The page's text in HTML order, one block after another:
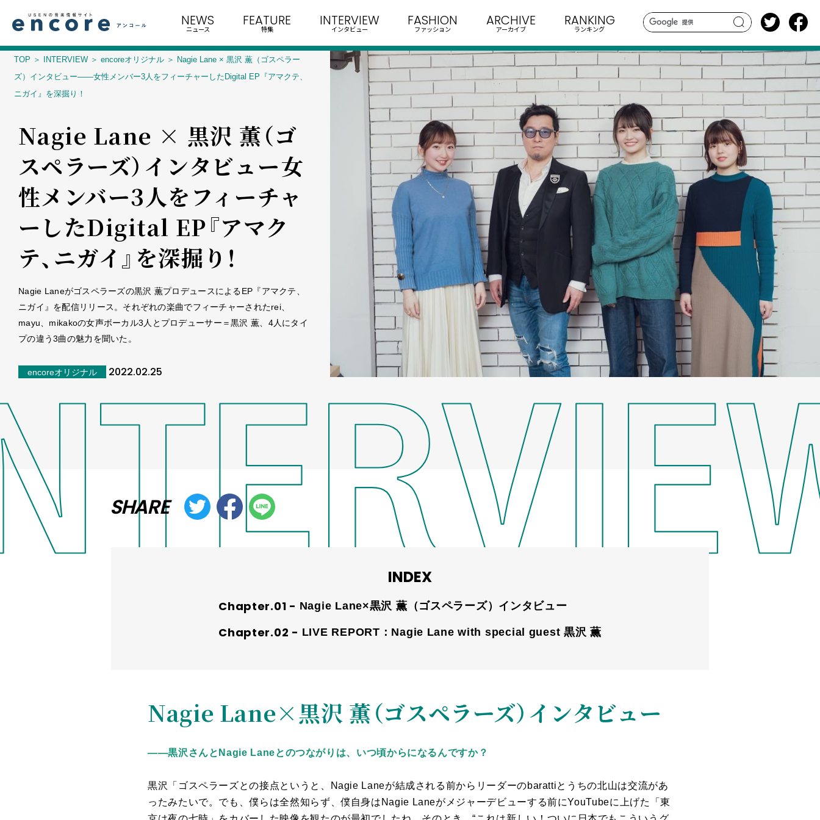
search
NEWS
ニュース
FEATURE
特集
INTERVIEW
インタビュー
FASHION
ファッション
ARCHIVE
アーカイブ
RANKING
ランキング
TOP INTERVIEW encoreオリジナル
Nagie Lane × 黒沢 薫（ゴスペラー
ズ）インタビュー――女性メンバー3人をフィーチャーしたDigital EP『アマクテ、
ニガイ』を深掘り！
Nagie Lane × 黒沢 薫（ゴ
スペラーズ）インタビュー――女
性メンバー3人をフィーチャ
ーしたDigital EP『アマク
テ、ニガイ』を深掘り！
Nagie Laneがゴスペラーズの黒沢 薫プロデュースによるEP『アマクテ、
ニガイ』を配信リリース。それぞれの楽曲でフィーチャーされたrei、
mayu、mikakoの女声ボーカル3人とプロデューサー＝黒沢 薫、4人にタイ
プの違う3曲の魅力を聞いた。
encoreオリジナル 2022.02.25
SHARE
INDEX
Nagie Lane×黒沢 薫（ゴスペラーズ）インタビュー
LIVE REPORT：Nagie Lane with special guest 黒沢 薫
Nagie Lane×黒沢 薫（ゴスペラーズ）インタビュー
――黒沢さんとNagie Laneとのつながりは、いつ頃からになるんですか？
黒沢「ゴスペラーズとの接点というと、 Nagie Laneが結成される前からリーダーのbarattiとうちの北山は交流があ
ったみたいで。でも、僕らは全然知らず、僕自身は Nagie Laneがメジャーデビューする前にYouTubeに上げた「東